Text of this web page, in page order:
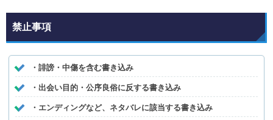
禁止事項
・誹謗・中傷を含む書き込み
・出会い目的・公序良俗に反する書き込み
・エンディングなど、ネタバレに該当する書き込み